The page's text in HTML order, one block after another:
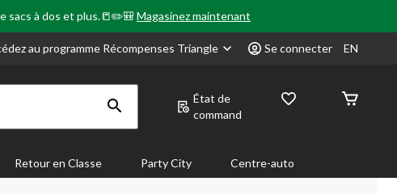
sacs à dos et plus.📒✏️🎒Magasinez maintenant
au programme Récompenses Triangle Se connecter EN
État de
command
Retour en Classe Party City Centre-auto